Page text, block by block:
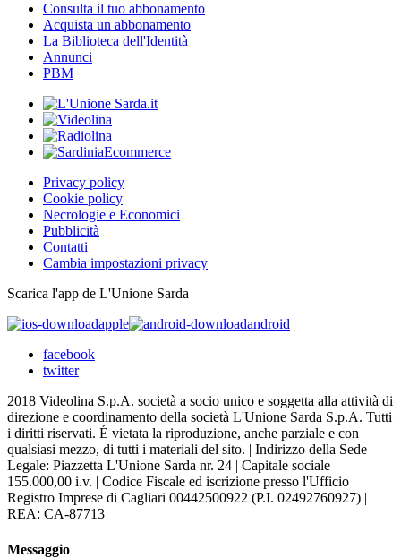
Consulta il tuo abbonamento
Acquista un abbonamento
La Biblioteca dell'Identità
Annunci
PBM
Privacy policy
Cookie policy
Necrologie e Economici
Pubblicità
Contatti
Cambia impostazioni privacy
Scarica l'app de L'Unione Sarda
apple
android
facebook
twitter
2018 Videolina S.p.A. società a socio unico e soggetta alla attività di
direzione e coordinamento della società L'Unione Sarda S.p.A. Tutti
i diritti riservati. É vietata la riproduzione, anche parziale e con
qualsiasi mezzo, di tutti i materiali del sito. | Indirizzo della Sede
Legale: Piazzetta L'Unione Sarda nr. 24 | Capitale sociale
155.000,00 i.v. | Codice Fiscale ed iscrizione presso l'Ufficio
Registro Imprese di Cagliari 00442500922 (P.I. 02492760927) |
REA: CA-87713
Messaggio